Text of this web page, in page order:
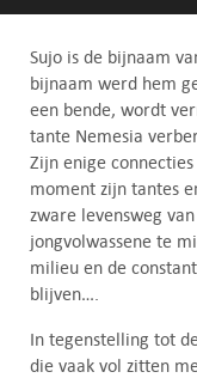
Sujo is de bijnaam
bijnaam werd hem
een bende, wordt
tante Nemesia
Zijn enige
moment zijn tantes
zware levensweg
jongvolwassene te
milieu en de
blijven….
In tegenstelling tot
die vaak vol zitten